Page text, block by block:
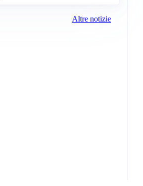
Altre notizie